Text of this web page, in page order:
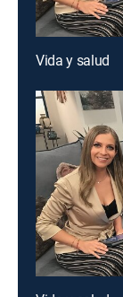
Vida y salud